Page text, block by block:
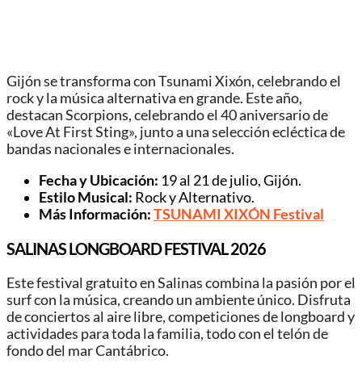
Gijón se transforma con Tsunami Xixón, celebrando el
rock y la música alternativa en grande. Este año,
destacan Scorpions, celebrando el 40 aniversario de
«Love At First Sting», junto a una selección ecléctica de
bandas nacionales e internacionales.
Fecha y Ubicación: 19 al 21 de julio, Gijón.
Estilo Musical: Rock y Alternativo.
Más Información:TSUNAMI XIXÓN Festival
SALINAS LONGBOARD FESTIVAL 2026
Este festival gratuito en Salinas combina la pasión por el
surf con la música, creando un ambiente único. Disfruta
de conciertos al aire libre, competiciones de longboard y
actividades para toda la familia, todo con el telón de
fondo del mar Cantábrico.